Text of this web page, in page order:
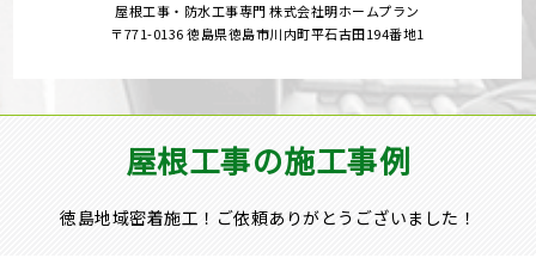
屋根工事・防水工事専門 株式会社明ホームプラン
〒771-0136 徳島県徳島市川内町平石古田194番地1
屋根工事の施工事例
徳島地域密着施工！ご依頼ありがとうございました！